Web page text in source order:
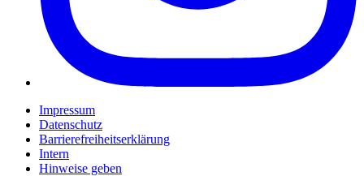
Impressum
Datenschutz
Barrierefreiheitserklärung
Intern
Hinweise geben